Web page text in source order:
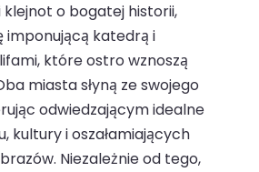
o bogatej historii,
imponującą katedrą i
które ostro wznoszą
miasta słyną ze swojego
odwiedzającym idealne
kultury i oszałamiających
Niezależnie od tego,